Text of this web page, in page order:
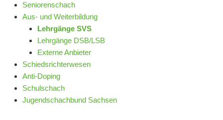
Seniorenschach
Aus- und Weiterbildung
Lehrgänge SVS
Lehrgänge DSB/LSB
Externe Anbieter
Schiedsrichterwesen
Anti-Doping
Schulschach
Jugendschachbund Sachsen